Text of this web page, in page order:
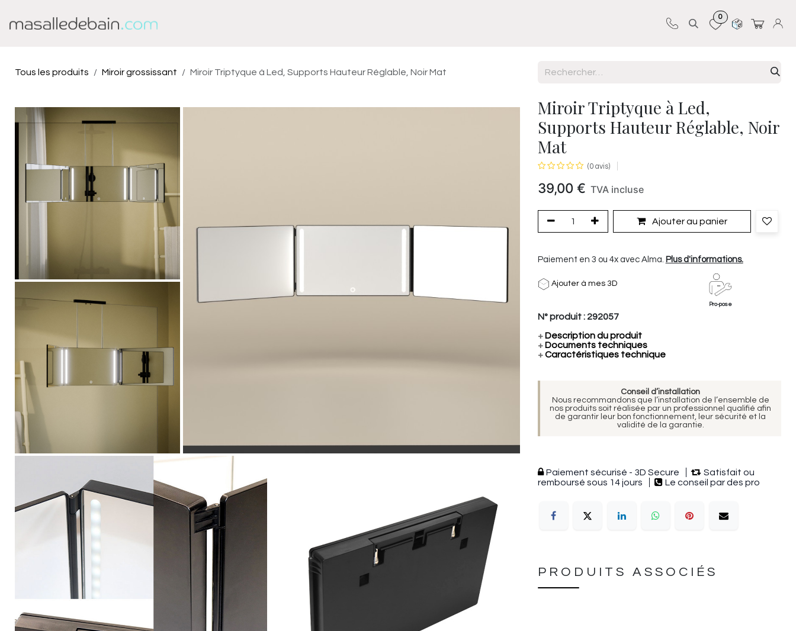
0
Tous les produits Miroir grossissant Miroir Triptyque à Led, Supports Hauteur Réglable, Noir Mat
Miroir Triptyque à Led,
Supports Hauteur Réglable, Noir
Mat
(0 avis)
39,00€ TVA incluse
Ajouter au panier
Paiement en 3 ou 4x avec Alma. Plus d'informations.
Ajouter à mes 3D
Pro-pose
N° produit : 292057
+Description du produit
+Documents techniques
+Caractéristiques technique
Conseil d’installation
Nous recommandons que l’installation de l’ensemble de
nos produits soit réalisée par un professionnel qualifié afin
de garantir leur bon fonctionnement, leur sécurité et la
validité de la garantie.
Paiement sécurisé - 3D Secure
Satisfait ou
remboursé sous 14 jours
Le conseil par des pro
PRODUITS ASSOCIÉS